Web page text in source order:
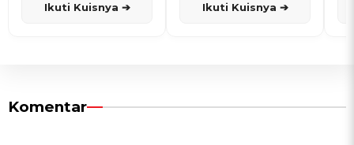
Ikuti Kuisnya ➔ Ikuti Kuisnya ➔
Komentar